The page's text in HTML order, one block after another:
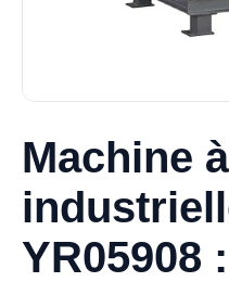
Machine
YR05908